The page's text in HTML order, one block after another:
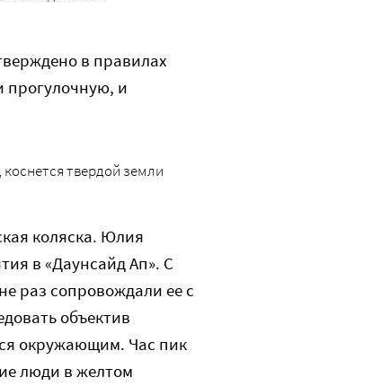
в правилах
прогулочную, и
твердой земли
коляска. Юлия
в «Даунсайд Ап». С
раз сопровождали ее с
объектив
окружающим. Час пик
люди в желтом